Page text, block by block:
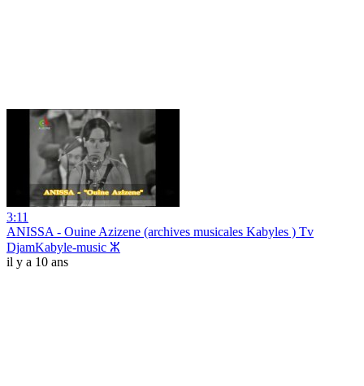
3:11
ANISSA - Ouine Azizene (archives musicales Kabyles ) Tv
DjamKabyle-music ⵣ
il y a 10 ans